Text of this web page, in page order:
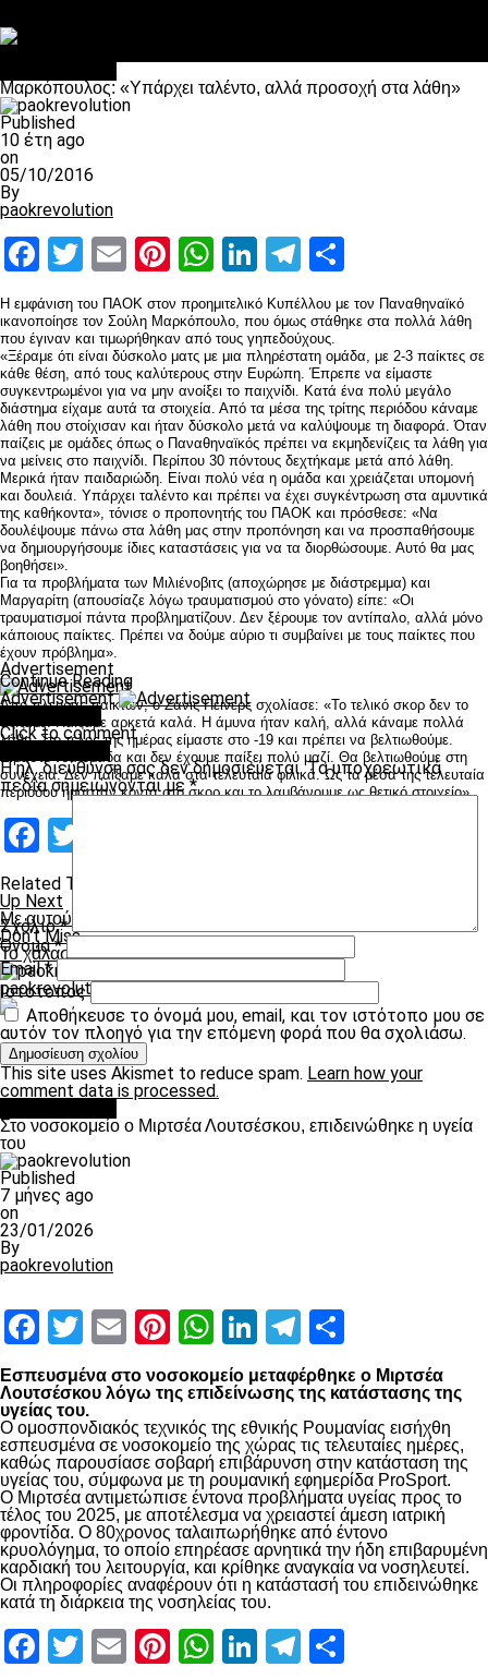
Μαρκόπουλος: «Υπάρχει ταλέντο, αλλά προσοχή στα λάθη»
Published
10 έτη ago
on
05/10/2016
By
paokrevolution
Facebook
Twitter
EmailPinterest
WhatsApp
LinkedIn
Telegram
Η εμφάνιση του ΠΑΟΚ στον προημιτελικό Κυπέλλου με τον Παναθηναϊκό
ικανοποίησε τον Σούλη Μαρκόπουλο, που όμως στάθηκε στα πολλά λάθη
που έγιναν και τιμωρήθηκαν από τους γηπεδούχους.
«Ξέραμε ότι είναι δύσκολο ματς με μια πληρέστατη ομάδα, με 2-3 παίκτες σε
κάθε θέση, από τους καλύτερους στην Ευρώπη. Έπρεπε να είμαστε
συγκεντρωμένοι για να μην ανοίξει το παιχνίδι. Κατά ένα πολύ μεγάλο
διάστημα είχαμε αυτά τα στοιχεία. Από τα μέσα της τρίτης περιόδου κάναμε
λάθη που στοίχισαν και ήταν δύσκολο μετά να καλύψουμε τη διαφορά. Όταν
παίζεις με ομάδες όπως ο Παναθηναϊκός πρέπει να εκμηδενίζεις τα λάθη για
να μείνεις στο παιχνίδι. Περίπου 30 πόντους δεχτήκαμε μετά από λάθη.
Μερικά ήταν παιδαριώδη. Είναι πολύ νέα η ομάδα και χρειάζεται υπομονή
και δουλειά. Υπάρχει ταλέντο και πρέπει να έχει συγκέντρωση στα αμυντικά
της καθήκοντα», τόνισε ο προπονητής του ΠΑΟΚ και πρόσθεσε: «Να
δουλέψουμε πάνω στα λάθη μας στην προπόνηση και να προσπαθήσουμε
να δημιουργήσουμε ίδιες καταστάσεις για να τα διορθώσουμε. Αυτό θα μας
βοηθήσει».
Για τα προβλήματα των Μιλιένοβιτς (αποχώρησε με διάστρεμμα) και
Μαργαρίτη (απουσίαζε λόγω τραυματισμού στο γόνατο) είπε: «Οι
τραυματισμοί πάντα προβληματίζουν. Δεν ξέρουμε τον αντίπαλο, αλλά μόνο
κάποιους παίκτες. Πρέπει να δούμε αύριο τι συμβαίνει με τους παίκτες που
έχουν πρόβλημα».
Advertisement
Από πλευράς παικτών, ο Ζάνις Πέινερς σχολίασε: «Το τελικό σκορ δεν το
αξίζαμε. Παίξαμε αρκετά καλά. Η άμυνα ήταν καλή, αλλά κάναμε πολλά
λάθη. Στο τέλος της ημέρας είμαστε στο -19 και πρέπει να βελτιωθούμε.
Είμαστε νέα ομάδα και δεν έχουμε παίξει πολύ μαζί. Θα βελτιωθούμε στη
συνέχεια. Δεν παίξαμε καλά στα τελευταία φιλικά. Ως τα μέσα της τελευταία
περιόδου ήμασταν κοντά στο σκορ και το λαμβάνουμε ως θετικό στοιχείο».
Facebook
Related Topics:
Up Next
Με αυτούς πάει στο Βελιγράδι
Don't Miss
Το χάλασε στο τέλος
paokrevolution
Continue Reading
Advertisement
Click to comment
Η ηλ. διεύθυνση σας δεν δημοσιεύεται. Τα υποχρεωτικά
πεδία σημειώνονται με*
Σχόλιο*
Όνομα*
Email*
Ιστότοπος
Αποθήκευσε το όνομά μου, email, και τον ιστότοπο μου σε
αυτόν τον πλοηγό για την επόμενη φορά που θα σχολιάσω.
This site uses Akismet to reduce spam. Learn how your
comment data is processed.
Στο νοσοκομείο ο Μιρτσέα Λουτσέσκου, επιδεινώθηκε η υγεία
του
Published
7 μήνες ago
on
23/01/2026
By
paokrevolution
Facebook
Twitter
EmailPinterest
WhatsApp
LinkedIn
Telegram
Εσπευσμένα στο νοσοκομείο μεταφέρθηκε ο Μιρτσέα
Λουτσέσκου λόγω της επιδείνωσης της κατάστασης της
υγείας του.
Ο ομοσπονδιακός τεχνικός της εθνικής Ρουμανίας εισήχθη
εσπευσμένα σε νοσοκομείο της χώρας τις τελευταίες ημέρες,
καθώς παρουσίασε σοβαρή επιβάρυνση στην κατάσταση της
υγείας του, σύμφωνα με τη ρουμανική εφημερίδα ProSport.
Ο Μιρτσέα αντιμετώπισε έντονα προβλήματα υγείας προς το
τέλος του 2025, με αποτέλεσμα να χρειαστεί άμεση ιατρική
φροντίδα. Ο 80χρονος ταλαιπωρήθηκε από έντονο
κρυολόγημα, το οποίο επηρέασε αρνητικά την ήδη επιβαρυμένη
καρδιακή του λειτουργία, και κρίθηκε αναγκαία να νοσηλευτεί.
Οι πληροφορίες αναφέρουν ότι η κατάστασή του επιδεινώθηκε
κατά τη διάρκεια της νοσηλείας του.
Facebook
Twitter
EmailPinterest
WhatsApp
LinkedIn
Telegram